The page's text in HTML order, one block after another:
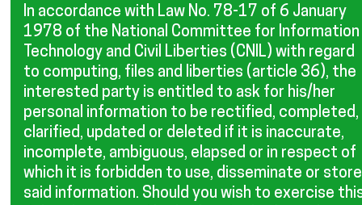
In accordance with Law No. 78-17 of 6 January
1978 of the National Committee for Information
Technology and Civil Liberties (CNIL) with regard
to computing, files and liberties (article 36), the
interested party is entitled to ask for his/her
personal information to be rectified, completed,
clarified, updated or deleted if it is inaccurate,
incomplete, ambiguous, elapsed or in respect of
which it is forbidden to use, disseminate or store
said information. Should you wish to exercise